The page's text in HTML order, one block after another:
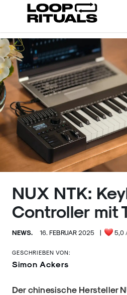
NUX NTK:
Controller mit
NEWS. 16. FEBRUAR 2025 | 5,0
GESCHRIEBEN VON:
Simon Ackers
Der chinesische Hersteller